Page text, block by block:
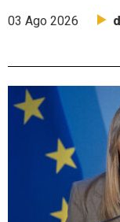
03 Ago 2026